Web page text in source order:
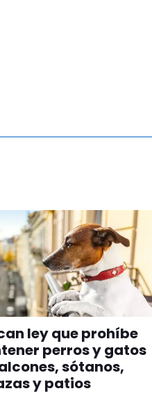
ley que prohíbe
perros y gatos
sótanos,
y patios